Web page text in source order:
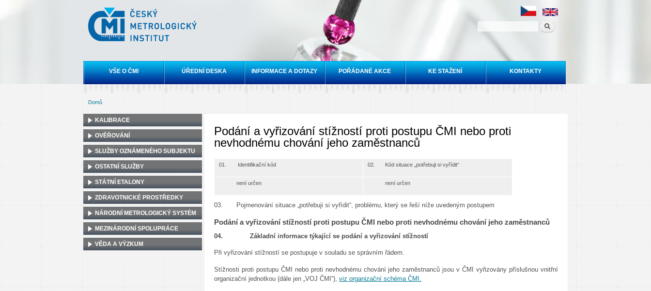
Český
metrologický
institut
Hlavní menu
VŠE O ČMI ÚŘEDNÍ DESKA INFORMACE A DOTAZY POŘÁDANÉ AKCE KE STAŽENÍ KONTAKTY
Domů
Podání a vyřizování stížností proti postupu ČMI nebo proti
nevhodnému chování jeho zaměstnanců
01. Identifikační kód 02. Kód situace „potřebuji si vyřídit“
není určen není určen
03. Pojmenování situace „potřebuji si vyřídit“, problému, který se řeší níže uvedeným postupem
Podání a vyřizování stížností proti postupu ČMI nebo proti nevhodnému chování jeho zaměstnanců
04. Základní informace týkající se podání a vyřizování stížností
Při vyřizování stížností se postupuje v souladu se správním řádem.
Stížnosti proti postupu ČMI nebo proti nevhodnému chování jeho zaměstnanců jsou v ČMI vyřizovány příslušnou vnitřní
organizační jednotkou (dále jen „VOJ ČMI“), viz organizační schéma ČMI.
KALIBRACE
OVĚŘOVÁNÍ
SLUŽBY OZNÁMENÉHO SUBJEKTU
OSTATNÍ SLUŽBY
STÁTNÍ ETALONY
ZDRAVOTNICKÉ PROSTŘEDKY
NÁRODNÍ METROLOGICKÝ SYSTÉM
MEZINÁRODNÍ SPOLUPRÁCE
VĚDA A VÝZKUM